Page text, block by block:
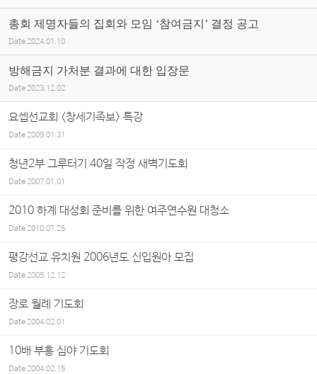
총회 제명자들의 집회와 모임 ‘참여금지’ 결정 공고
Date 2024.01.10
방해금지 가처분 결과에 대한 입장문
Date 2023.12.02
요셉선교회 <창세기족보> 특강
Date2009.01.31
청년2부 그루터기 40일 작정 새벽기도회
Date2007.01.01
2010 하계 대성회 준비를 위한 여주연수원 대청소
Date2010.07.25
평강선교 유치원 2006년도 신입원아 모집
Date2005.12.12
장로 월례 기도회
Date2004.02.01
10배 부흥 심야 기도회
Date2004.02.15